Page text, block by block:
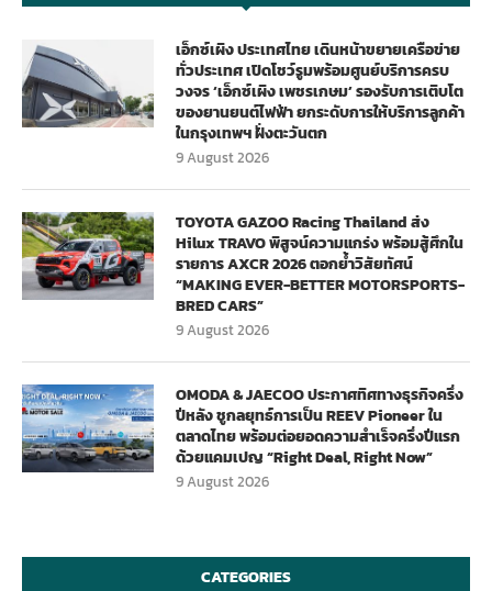
เอ็กซ์เผิง ประเทศไทย เดินหน้าขยายเครือข่าย
ทั่วประเทศ เปิดโชว์รูมพร้อมศูนย์บริการครบ
วงจร ‘เอ็กซ์เผิง เพชรเกษม’ รองรับการเติบโต
ของยานยนต์ไฟฟ้า ยกระดับการให้บริการลูกค้า
ในกรุงเทพฯ ฝั่งตะวันตก
9 August 2026
TOYOTA GAZOO Racing Thailand ส่ง
Hilux TRAVO พิสูจน์ความแกร่ง พร้อมสู้ศึกใน
รายการ AXCR 2026 ตอกย้ำวิสัยทัศน์
“MAKING EVER-BETTER MOTORSPORTS-
BRED CARS”
9 August 2026
OMODA & JAECOO ประกาศทิศทางธุรกิจครึ่ง
ปีหลัง ชูกลยุทธ์การเป็น REEV Pioneer ใน
ตลาดไทย พร้อมต่อยอดความสำเร็จครึ่งปีแรก
ด้วยแคมเปญ “Right Deal, Right Now”
9 August 2026
CATEGORIES